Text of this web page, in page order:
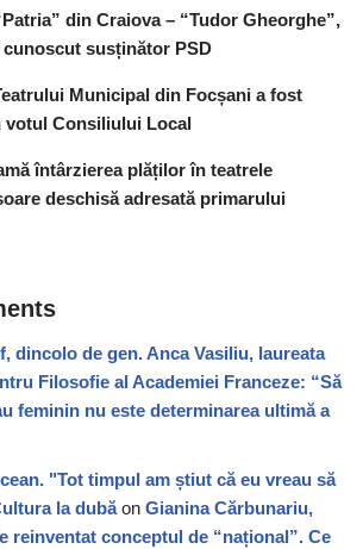
din Craiova – “Tudor Gheorghe”,
susținător PSD
Municipal din Focșani a fost
votul Consiliului Local
întârzierea plăților în teatrele
deschisă adresată primarului
dincolo de gen. Anca Vasiliu, laureata
Filosofie al Academiei Franceze: “Să
feminin nu este determinarea ultimă a
"Tot timpul am știut că eu vreau să
la dubăon Gianina Cărbunariu,
reinventat conceptul de “național”. Ce